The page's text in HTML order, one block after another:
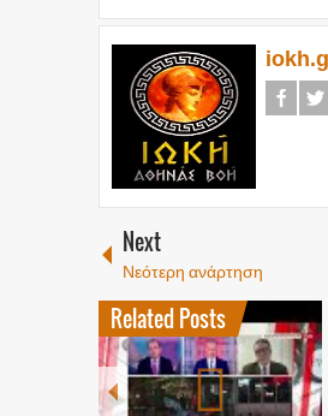
Next
Νεότερη ανάρτηση
Related Posts